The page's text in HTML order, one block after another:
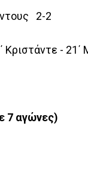
2-2
Κριστάντε - 21΄
7 αγώνες)